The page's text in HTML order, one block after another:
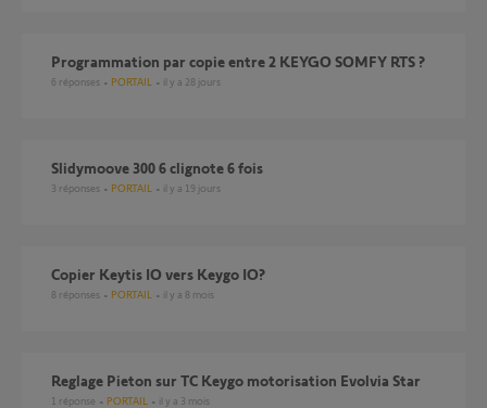
Programmation par copie entre 2 KEYGO SOMFY RTS ?
6 réponses PORTAIL il y a 28 jours
slidymoove 300 6 clignote 6 fois
3 réponses PORTAIL il y a 19 jours
Copier Keytis IO vers Keygo IO?
8 réponses PORTAIL il y a 8 mois
Reglage Pieton sur TC Keygo motorisation Evolvia Star
1 réponse PORTAIL il y a 3 mois